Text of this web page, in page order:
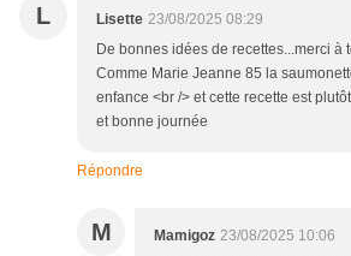
L Lisette 23/08/2025 08:29
De bonnes idées de recettes...merci à
Comme Marie Jeanne 85 la
enfance <br /> et cette recette est
et bonne journée
Répondre
M Mamigoz 23/08/2025 10:06